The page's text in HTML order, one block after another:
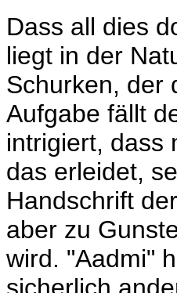
Dass all dies
liegt in der
Schurken, der
Aufgabe fällt
intrigiert, dass
das erleidet,
Handschrift
aber zu
wird. "Aadmi"